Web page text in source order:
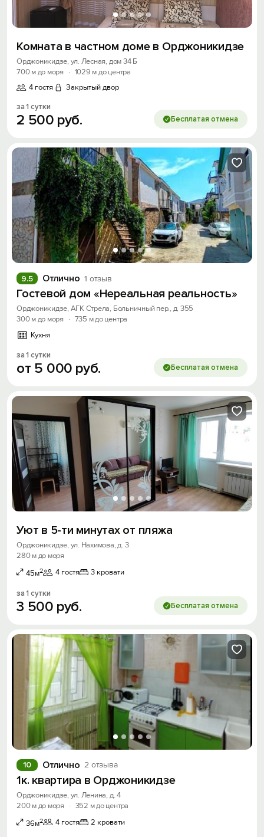
Комната в частном доме в Орджоникидзе
Орджоникидзе, ул. Лесная, дом 34 Б
700 м до моря
· 1029 м до центра
4 гостя
Закрытый двор
за 1 сутки
2 500 руб. Бесплатая отмена
Отлично 1 отзыв
9.5
Гостевой дом «Нереальная реальность»
Орджоникидзе, АГК Стрела, Больничный пер., д. 355
300 м до моря
· 735 м до центра
Кухня
за 1 сутки
от 5 000 руб. Бесплатая отмена
Уют в 5-ти минутах от пляжа
Орджоникидзе, ул. Нахимова, д. 3
280 м до моря
45м2 4 гостя 3 кровати
за 1 сутки
3 500 руб. Бесплатая отмена
Отлично 2 отзыва
10
1к. квартира в Орджоникидзе
Орджоникидзе, ул. Ленина, д. 4
200 м до моря
· 352 м до центра
36м2 4 гостя 2 кровати